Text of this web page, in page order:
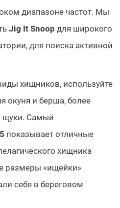
диапазоне частот. Мы
Jig It Snoop для широкого
для поиска активной
хищников, используйте
окуня и берша, более
щуки. Самый
показывает отличные
хищника
размеры «ищейки»
себя в береговом